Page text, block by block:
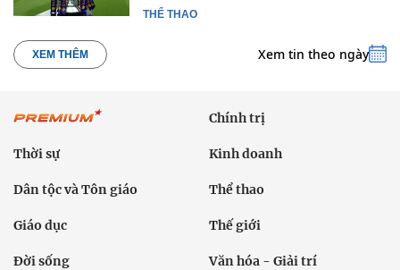
THỂ THAO
XEM THÊM Xem tin theo ngày
Chính trị
Thời sự Kinh doanh
Dân tộc và Tôn giáo Thể thao
Giáo dục Thế giới
Đời sống Văn hóa - Giải trí